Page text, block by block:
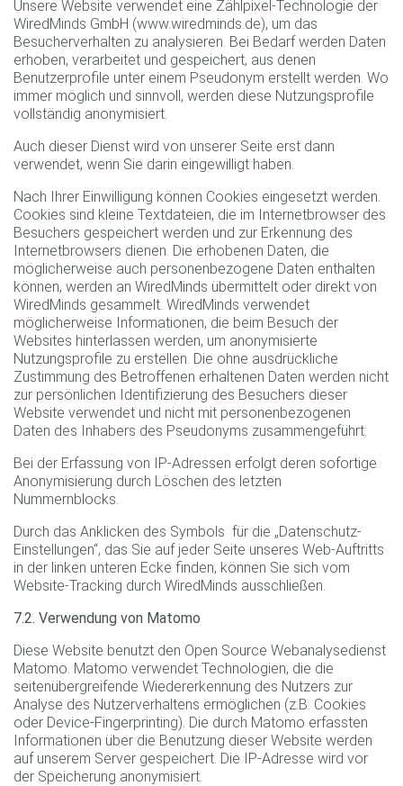
Unsere Website verwendet eine Zählpixel-Technologie der
WiredMinds GmbH (www.wiredminds.de), um das
Besucherverhalten zu analysieren. Bei Bedarf werden Daten
erhoben, verarbeitet und gespeichert, aus denen
Benutzerprofile unter einem Pseudonym erstellt werden. Wo
immer möglich und sinnvoll, werden diese Nutzungsprofile
vollständig anonymisiert.
Auch dieser Dienst wird von unserer Seite erst dann
verwendet, wenn Sie darin eingewilligt haben.
Nach Ihrer Einwilligung können Cookies eingesetzt werden.
Cookies sind kleine Textdateien, die im Internetbrowser des
Besuchers gespeichert werden und zur Erkennung des
Internetbrowsers dienen. Die erhobenen Daten, die
möglicherweise auch personenbezogene Daten enthalten
können, werden an WiredMinds übermittelt oder direkt von
WiredMinds gesammelt. WiredMinds verwendet
möglicherweise Informationen, die beim Besuch der
Websites hinterlassen werden, um anonymisierte
Nutzungsprofile zu erstellen. Die ohne ausdrückliche
Zustimmung des Betroffenen erhaltenen Daten werden nicht
zur persönlichen Identifizierung des Besuchers dieser
Website verwendet und nicht mit personenbezogenen
Daten des Inhabers des Pseudonyms zusammengeführt.
Bei der Erfassung von IP-Adressen erfolgt deren sofortige
Anonymisierung durch Löschen des letzten
Nummernblocks.
Durch das Anklicken des Symbols für die „Datenschutz-
Einstellungen“, das Sie auf jeder Seite unseres Web-Auftritts
in der linken unteren Ecke finden, können Sie sich vom
Website-Tracking durch WiredMinds ausschließen.
7.2. Verwendung von Matomo
Diese Website benutzt den Open Source Webanalysedienst
Matomo. Matomo verwendet Technologien, die die
seitenübergreifende Wiedererkennung des Nutzers zur
Analyse des Nutzerverhaltens ermöglichen (z.B. Cookies
oder Device-Fingerprinting). Die durch Matomo erfassten
Informationen über die Benutzung dieser Website werden
auf unserem Server gespeichert. Die IP-Adresse wird vor
der Speicherung anonymisiert.